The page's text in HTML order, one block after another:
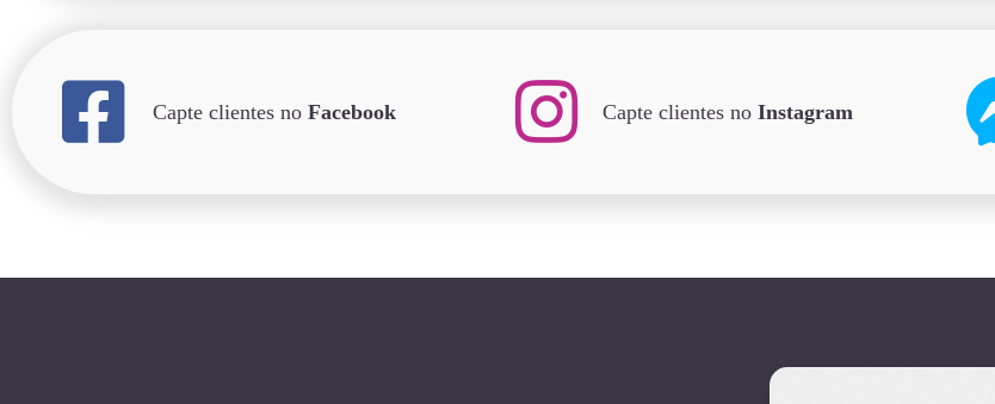
Capte clientes no Facebook Capte clientes no Instagram